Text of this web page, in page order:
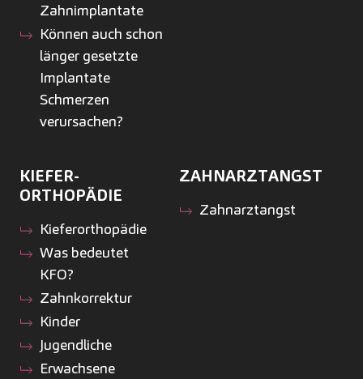
Zahnimplantate
Können auch schon
länger gesetzte
Implantate
Schmerzen
verursachen?
KIEFER­
ORTHOPÄDIE
Kiefer­orthopädie
Was bedeutet
KFO?
Zahnkorrektur
Kinder
Jugendliche
Erwachsene
ZAHNARZTANGST
Zahnarztangst